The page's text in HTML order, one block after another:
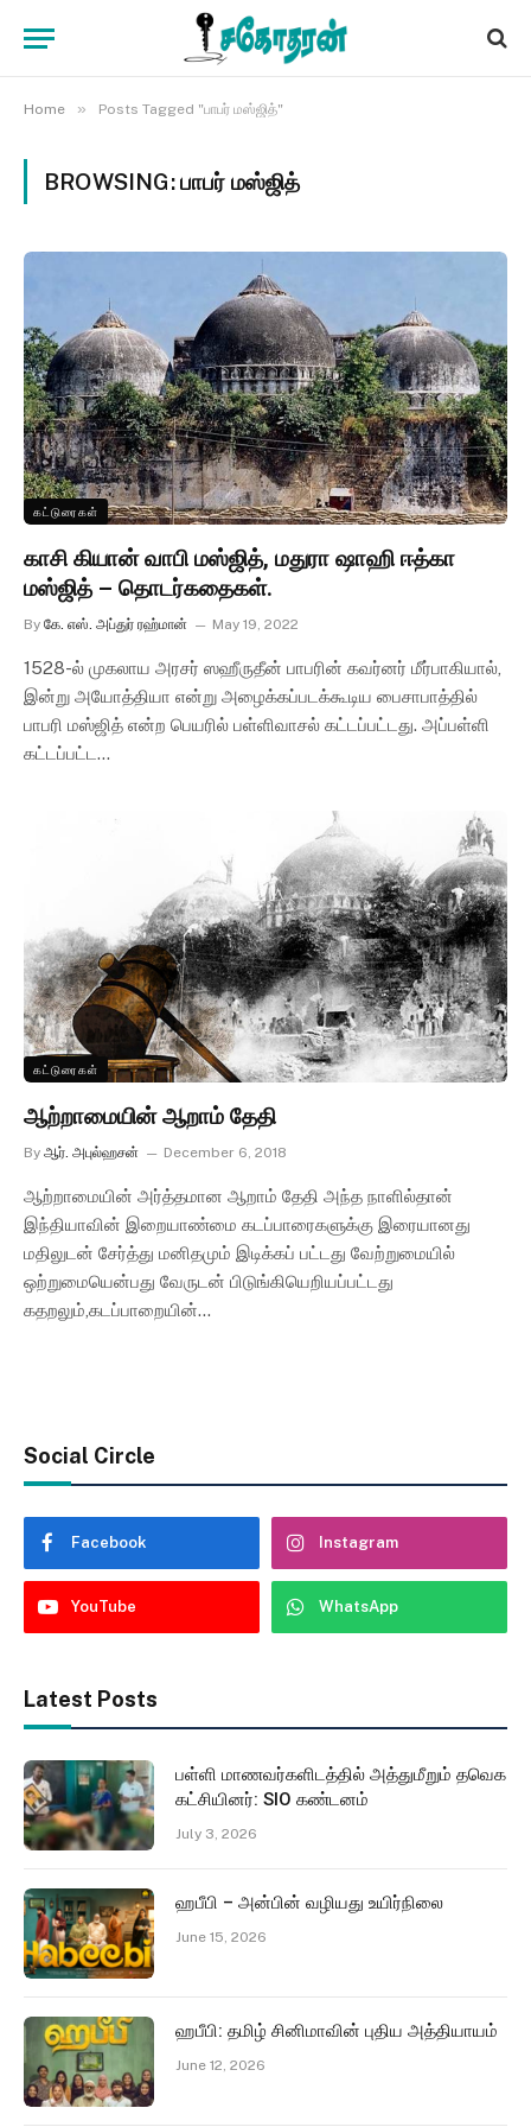
Home » Posts Tagged "பாபர் மஸ்ஜித்"
BROWSING:பாபர் மஸ்ஜித்
கட்டுரைகள்
காசி கியான் வாபி மஸ்ஜித், மதுரா ஷாஹி ஈத்கா
மஸ்ஜித் – தொடர்கதைகள்.
By கே. எஸ். அப்துர் ரஹ்மான் May 19, 2022
1528-ல் முகலாய அரசர் ஸஹீருதீன் பாபரின் கவர்னர் மீர்பாகியால்,
இன்று அயோத்தியா என்று அழைக்கப்படக்கூடிய பைசாபாத்தில்
பாபரி மஸ்ஜித் என்ற பெயரில் பள்ளிவாசல் கட்டப்பட்டது. அப்பள்ளி
கட்டப்பட்ட…
கட்டுரைகள்
ஆற்றாமையின் ஆறாம் தேதி
By ஆர். அபுல்ஹசன் December 6, 2018
ஆற்றாமையின் அர்த்தமான ஆறாம் தேதி அந்த நாளில்தான்
இந்தியாவின் இறையாண்மை கடப்பாரைகளுக்கு இரையானது
மதிலுடன் சேர்த்து மனிதமும் இடிக்கப் பட்டது வேற்றுமையில்
ஒற்றுமையென்பது வேருடன் பிடுங்கியெறியப்பட்டது
கதறலும்,கடப்பாறையின்…
Social Circle
Facebook Instagram
YouTube WhatsApp
Latest Posts
பள்ளி மாணவர்களிடத்தில் அத்துமீறும் தவெக
கட்சியினர்: SIO கண்டனம்
July 3, 2026
ஹபீபி – அன்பின் வழியது உயிர்நிலை
June 15, 2026
ஹபீபி: தமிழ் சினிமாவின் புதிய அத்தியாயம்
June 12, 2026